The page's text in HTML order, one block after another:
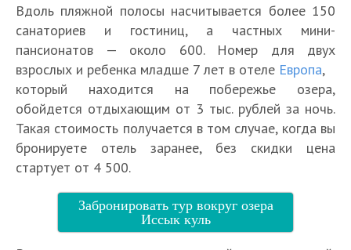
Вдоль пляжной полосы насчитывается более 150
санаториев и гостиниц, а частных мини-
пансионатов — около 600. Номер для двух
взрослых и ребенка младше 7 лет в отеле Европа,
который находится на побережье озера,
обойдется отдыхающим от 3 тыс. рублей за ночь.
Такая стоимость получается в том случае, когда вы
бронируете отель заранее, без скидки цена
стартует от 4 500.
Забронировать тур вокруг озера
Иссык куль